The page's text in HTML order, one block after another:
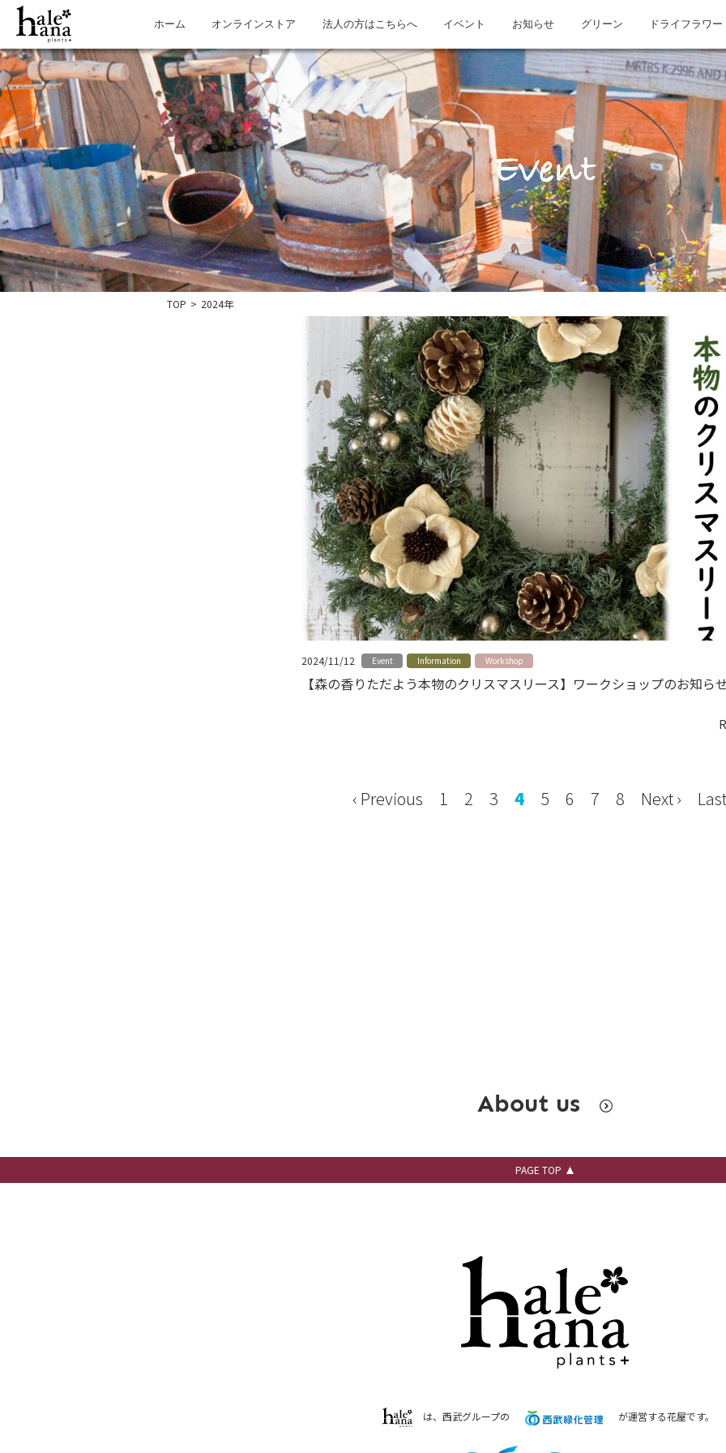
ホーム オンラインストア 法人の方はこちらへ イベント お知らせ グリーン ドライフラワー
Event
TOP > 2024年
2024/11/12 Event Information Workshop
【森の香りただよう本物のクリスマスリース】ワークショップのお知ら
‹ Previous 1 2 3 4 5 6 7 8 Next ›
About us
PAGE TOP
は、西武グループの が運営する花屋です。